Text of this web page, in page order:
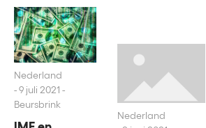
Nederland
9 juli 2021 -
Beursbrink
Nederland